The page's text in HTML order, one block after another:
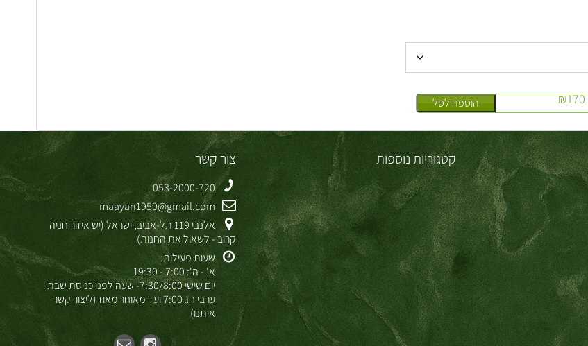
₪170 הוספה לסל
קטגוריות נוספות צור קשר
053-2000-720
maayan1959@gmail.com
אלנבי 119 תל-אביב, ישראל (יש איזור חניה
קרוב - לשאול את החנות)
שעות פעילות:
א' - ה': 7:00 - 19:30
יום שישי 7:30/8:00- שעה לפני כניסת שבת
ערבי חג 7:00 ועד מאוחר מאוד(ליצור קשר
איתנו)